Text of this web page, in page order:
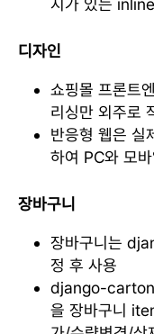
디자인
쇼핑몰 프론트
리싱만 외주로
반응형 웹은 실
하여 PC와 모
장바구니
장바구니는
정 후 사용
django-carton
을 장바구니